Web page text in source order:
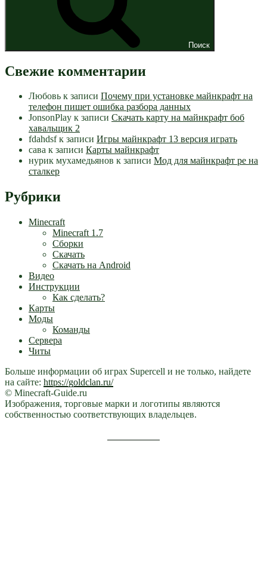
Поиск
Свежие комментарии
Любовь к записи Почему при установке майнкрафт на
телефон пишет ошибка разбора данных
JonsonPlay к записи Скачать карту на майнкрафт боб
хавальщик 2
fdahdsfк записи Игры майнкрафт 13 версия играть
сава к записи Карты майнкрафт
нурик мухамедьянов к записи Мод для майнкрафт pe на
сталкер
Рубрики
Minecraft
Minecraft 1.7
Сборки
Скачать
Скачать на Android
Видео
Инструкции
Как сделать?
Карты
Моды
Команды
Сервера
Читы
Больше информации об играх Supercell и не только, найдете
на сайте: https://goldclan.ru/
© Minecraft-Guide.ru
Изображения, торговые марки и логотипы являются
собственностью соответствующих владельцев.